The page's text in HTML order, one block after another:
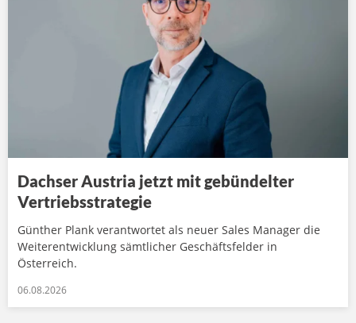
Dachser Austria jetzt mit gebündelter
Vertriebsstrategie
Günther Plank verantwortet als neuer Sales Manager die
Weiterentwicklung sämtlicher Geschäftsfelder in
Österreich.
06.08.2026